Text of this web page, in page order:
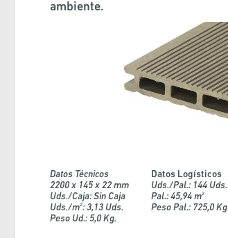
ambiente.
Datos Técnicos
2200 x 145 x 22 mm
Uds./Caja: Sin Caja
Uds./m2: 3,13 Uds.
Peso Ud.: 5,0 Kg.
Datos Logísticos
Uds./Pal.: 144 Uds.
Pal.: 45,94 m2
Peso Pal.: 725,0 Kg